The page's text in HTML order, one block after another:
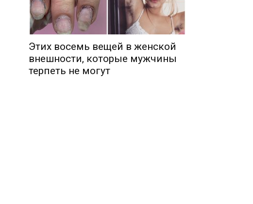
Этих восемь вещей в женской
внешности, которые мужчины
терпеть не могут